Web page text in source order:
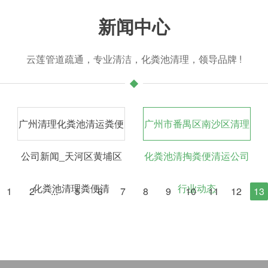
新闻中心
云莲管道疏通，专业清洁，化粪池清理，领导品牌 !
广州清理化粪池清运粪便
公司新闻_天河区黄埔区
化粪池清理粪便清
广州市番禺区南沙区清理
化粪池清掏粪便清运公司
行业动态
1 2 ... 5 6 7 8 9 10 11 12 13